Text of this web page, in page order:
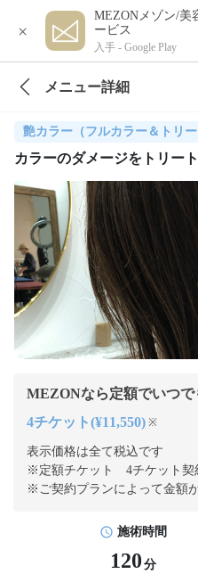
×
MEZONメゾン/美
ービス
入手 - Google Play
メニュー詳細
艶カラー（フルカラー＆トリー
カラーのダメージをトリー
MEZONなら定額でいつで
4チケット(¥11,550) ※
表示価格は全て税込です
※定額チケット 4チケット契
※ご契約プランによって金額
施術時間
120 分